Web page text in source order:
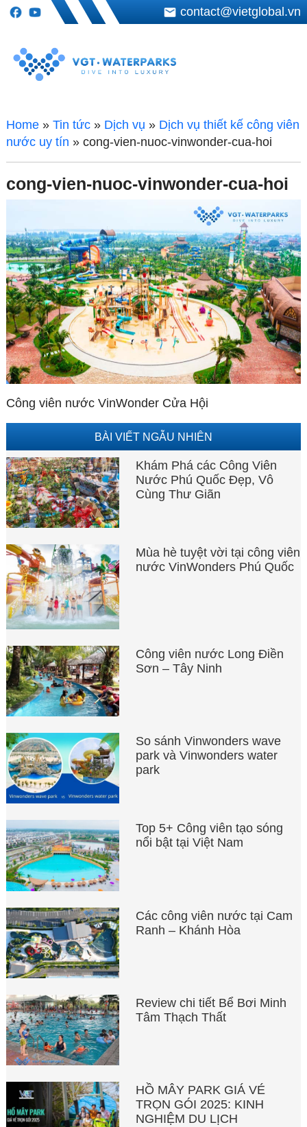
contact@vietglobal.vn
Home» Tin tức» Dịch vụ » Dịch vụ thiết kế công viên
nước uy tín » cong-vien-nuoc-vinwonder-cua-hoi
cong-vien-nuoc-vinwonder-cua-hoi
Công viên nước VinWonder Cửa Hội
BÀI VIẾT NGẪU NHIÊN
Khám Phá các Công Viên
Nước Phú Quốc Đẹp, Vô
Cùng Thư Giãn
Mùa hè tuyệt vời tại công viên
nước VinWonders Phú Quốc
Công viên nước Long Điền
Sơn – Tây Ninh
So sánh Vinwonders wave
park và Vinwonders water
park
Top 5+ Công viên tạo sóng
nổi bật tại Việt Nam
Các công viên nước tại Cam
Ranh – Khánh Hòa
Review chi tiết Bể Bơi Minh
Tâm Thạch Thất
HỒ MÂY PARK GIÁ VÉ
TRỌN GÓI 2025: KINH
NGHIỆM DU LỊCH